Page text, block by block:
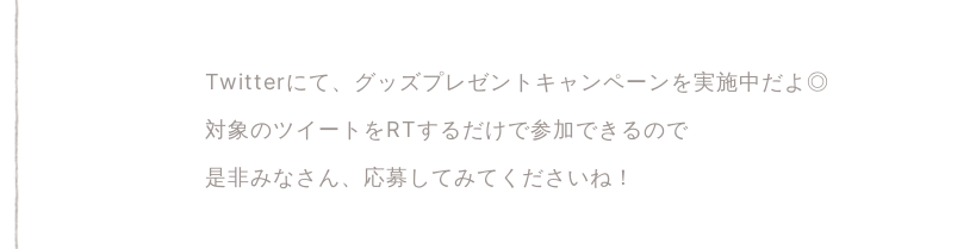
Twitterにて、グッズプレゼントキャンペーンを実施中だよ◎
対象のツイートをRTするだけで参加できるので
是非みなさん、応募してみてくださいね！